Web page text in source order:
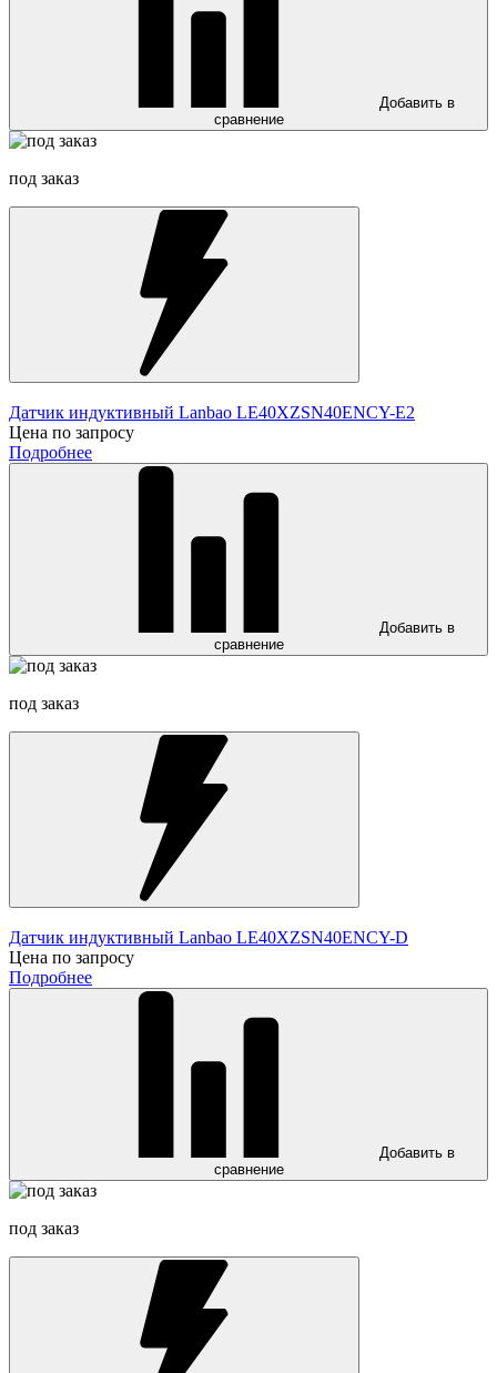
Добавить в
сравнение
под заказ
Датчик индуктивный Lanbao LE40XZSN40ENCY-E2
Цена по запросу
Подробнее
Добавить в
сравнение
под заказ
Датчик индуктивный Lanbao LE40XZSN40ENCY-D
Цена по запросу
Подробнее
Добавить в
сравнение
под заказ